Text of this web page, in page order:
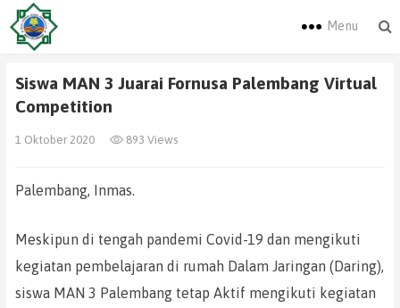
Menu
Siswa MAN 3 Juarai Fornusa Palembang Virtual
Competition
1 Oktober 2020 893 Views
Palembang, Inmas.
Meskipun di tengah pandemi Covid-19 dan mengikuti
kegiatan pembelajaran di rumah Dalam Jaringan (Daring),
siswa MAN 3 Palembang tetap Aktif mengikuti kegiatan